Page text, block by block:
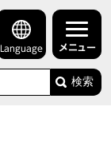
Language メニュー
検索